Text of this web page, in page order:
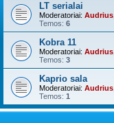
LT serialai
Moderatoriai: Audrius
Temos: 6
Kobra 11
Moderatoriai: Audrius
Temos: 3
Kaprio sala
Moderatoriai: Audrius
Temos: 1